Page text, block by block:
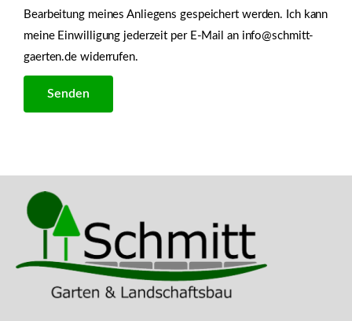
Bearbeitung meines Anliegens gespeichert werden. Ich kann
meine Einwilligung jederzeit per E-Mail an info@schmitt-
gaerten.de widerrufen.
Senden